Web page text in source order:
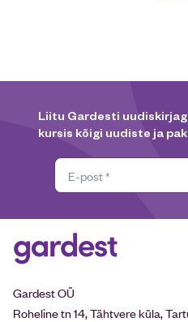
Liitu Gardesti
kursis kõigi uudiste ja
Gardest OÜ
Roheline tn 14, Tähtvere küla,